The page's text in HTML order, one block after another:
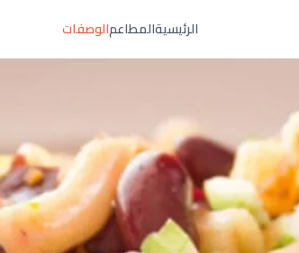
الرئيسيةالمطاعمالوصفات